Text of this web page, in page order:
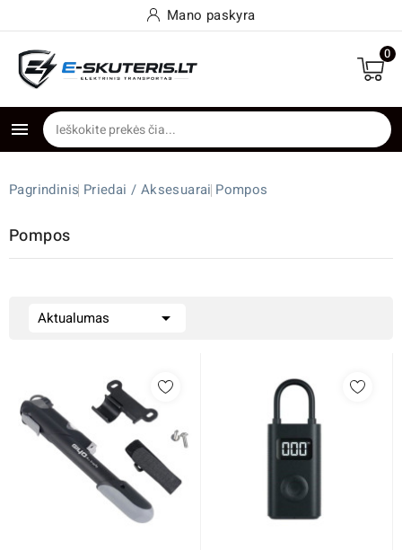
Mano paskyra
0

Pagrindinis Priedai / Aksesuarai Pompos
Pompos
Aktualumas 